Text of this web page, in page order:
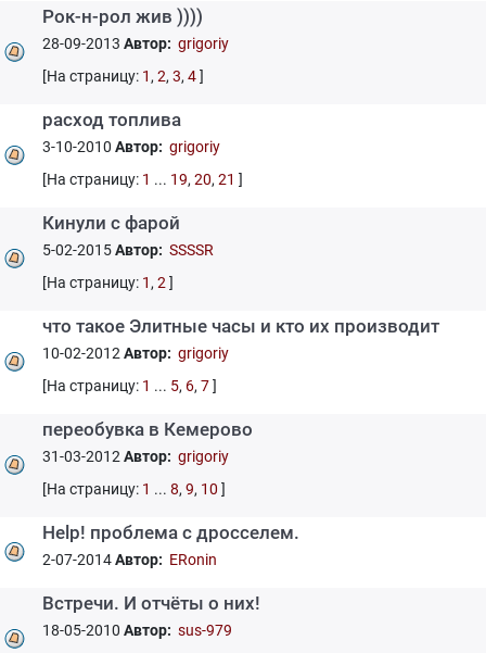
Рок-н-рол жив ))))
28-09-2013 Автор: grigoriy
[На страницу: 1 , 2, 3, 4]
расход топлива
3-10-2010 Автор: grigoriy
[На страницу: 1 ... 19, 20, 21 ]
Кинули с фарой
5-02-2015Автор: SSSSR
[На страницу: 1 , 2 ]
что такое Элитные часы и кто их производит
10-02-2012 Автор: grigoriy
[На страницу: 1 ... 5, 6, 7]
переобувка в Кемерово
31-03-2012 Автор: grigoriy
[На страницу: 1 ... 8, 9, 10 ]
Help! проблема с дросселем.
2-07-2014Автор: ERonin
Встречи. И отчёты о них!
18-05-2010 Автор: sus-979